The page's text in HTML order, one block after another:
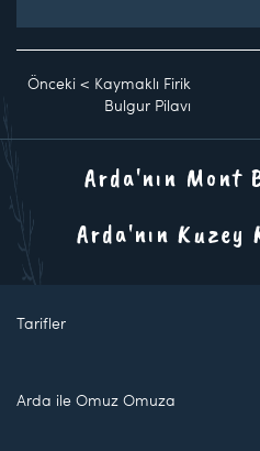
Önceki < Kaymaklı Firik
Bulgur Pilavı
Arda'nın Mont
Arda'nın Kuzey
Tarifler
Arda ile Omuz Omuza